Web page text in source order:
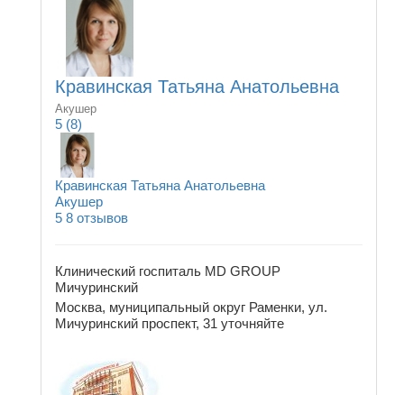
Кравинская Татьяна Анатольевна
Акушер
5 (8)
Кравинская Татьяна Анатольевна
Акушер
5 8 отзывов
Клинический госпиталь MD GROUP
Мичуринский
Москва, муниципальный округ Раменки, ул.
Мичуринский проспект, 31 уточняйте